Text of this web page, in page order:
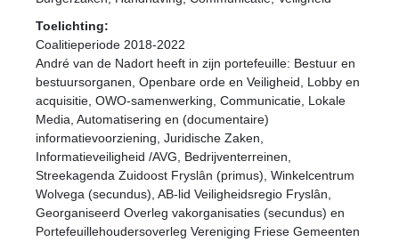
Toelichting:
Coalitieperiode 2018-2022
André van de Nadort heeft in zijn portefeuille: Bestuur en
bestuursorganen, Openbare orde en Veiligheid, Lobby en
acquisitie, OWO-samenwerking, Communicatie, Lokale
Media, Automatisering en (documentaire)
informatievoorziening, Juridische Zaken,
Informatieveiligheid /AVG, Bedrijventerreinen,
Streekagenda Zuidoost Fryslân (primus), Winkelcentrum
Wolvega (secundus), AB-lid Veiligheidsregio Fryslân,
Georganiseerd Overleg vakorganisaties (secundus) en
Portefeuillehoudersoverleg Vereniging Friese Gemeenten